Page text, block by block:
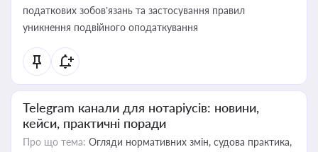
податкових зобов’язань та застосування правил
уникнення подвійного оподаткування
Telegram канали для нотаріусів: новини,
кейси, практичні поради
Про що тема: Огляди нормативних змін, судова практика,